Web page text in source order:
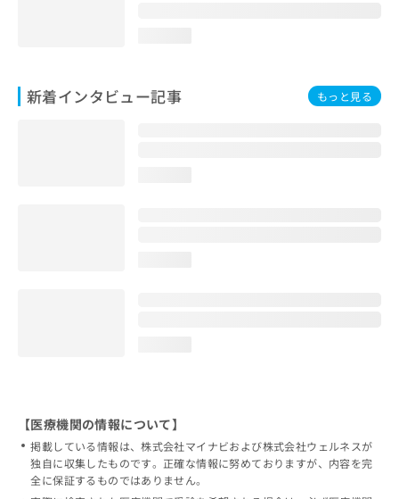
新着インタビュー記事 もっと見る
【医療機関の情報について】
掲載している情報は、株式会社マイナビおよび株式会社ウェルネスが
独自に収集したものです。正確な情報に努めておりますが、内容を完
全に保証するものではありません。